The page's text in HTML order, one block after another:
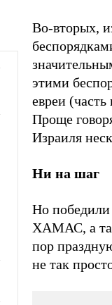
Во-вторых,
этими
евреи
Проще
Израиля
Ни на шаг
Но
ХАМАС, а
пор
не так